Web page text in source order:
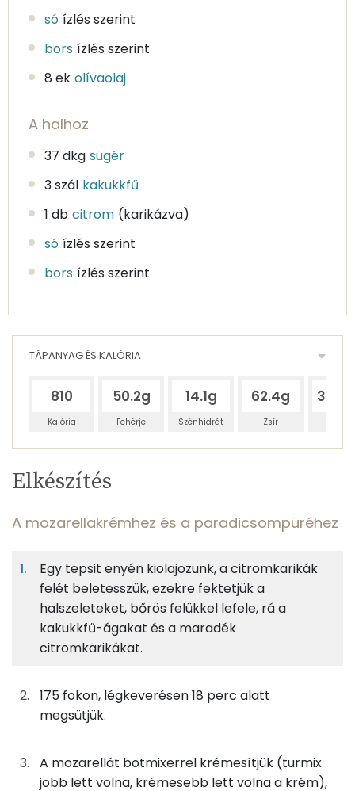
só ízlés szerint
bors ízlés szerint
8 ek olívaolaj
A halhoz
37 dkg sügér
3 szál kakukkfű
1 db citrom (karikázva)
só ízlés szerint
bors ízlés szerint
TÁPANYAG ÉS KALÓRIA
810
Kalória
50.2g
Fehérje
14.1g
Szénhidrát
62.4g
Zsír
Egy
adagban
11%
3%
13%
A mozarellakrémhez és a
paradicsompüréhez
125gmozzarella
0gbazsalikom
0 kcal
TÁPANYAGTARTALOM
11%
Fehérje
3%
Szénhidrát
13%
Zsír
Víz
TOP ásványi anyagok
Nátrium
Magnézium
Elkészítés
A mozarellakrémhez és a paradicsompüréhez
Egy tepsit enyén kiolajozunk, a citromkarikák
felét beletesszük, ezekre fektetjük a
halszeleteket, bőrös felükkel lefele, rá a
kakukkfű-ágakat és a maradék
citromkarikákat.
175 fokon, légkeverésen 18 perc alatt
megsütjük.
A mozarellát botmixerrel krémesítjük (turmix
jobb lett volna, krémesebb lett volna a krém),